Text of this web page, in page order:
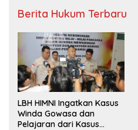
Berita Hukum Terbaru
LBH HIMNI Ingatkan Kasus
Winda Gowasa dan
Pelajaran dari Kasus